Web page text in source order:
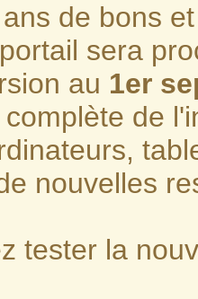
de bons
sera
au 1er
de
nouvelles
tester la